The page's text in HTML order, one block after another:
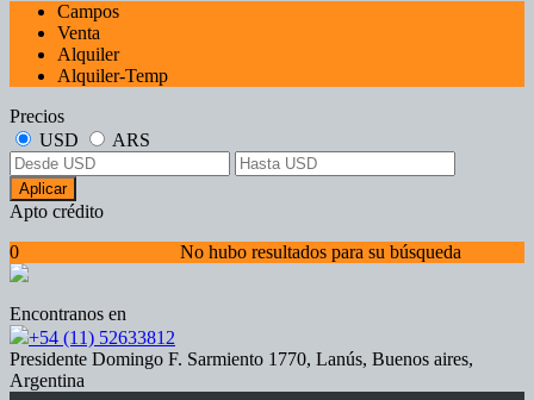
Campos
Venta
Alquiler
Alquiler-Temp
Precios
USD
ARS
Aplicar
Apto crédito
No hubo resultados para su búsqueda
0
Encontranos en
+54 (11) 52633812
Presidente Domingo F. Sarmiento 1770, Lanús, Buenos aires,
Argentina